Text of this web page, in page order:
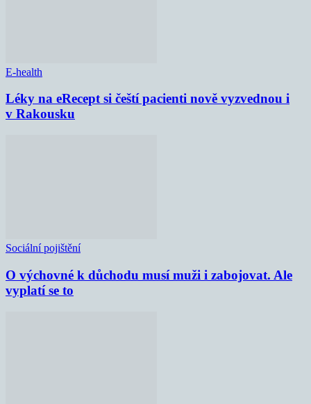
E-health
Léky na eRecept si čeští pacienti nově vyzvednou i
v Rakousku
Sociální pojištění
O výchovné k důchodu musí muži i zabojovat. Ale
vyplatí se to